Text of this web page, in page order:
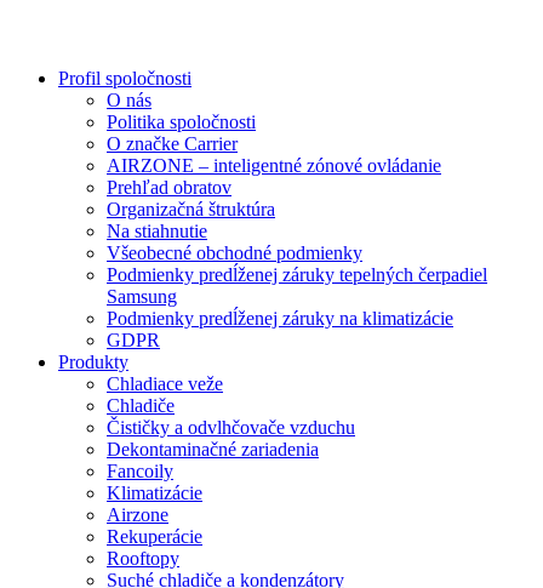
Profil spoločnosti
O nás
Politika spoločnosti
O značke Carrier
AIRZONE – inteligentné zónové ovládanie
Prehľad obratov
Organizačná štruktúra
Na stiahnutie
Všeobecné obchodné podmienky
Podmienky predĺženej záruky tepelných čerpadiel
Samsung
Podmienky predĺženej záruky na klimatizácie
GDPR
Produkty
Chladiace veže
Chladiče
Čističky a odvlhčovače vzduchu
Dekontaminačné zariadenia
Fancoily
Klimatizácie
Airzone
Rekuperácie
Rooftopy
Suché chladiče a kondenzátory